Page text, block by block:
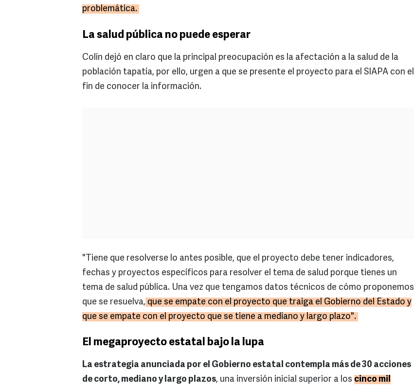
problemática.
La salud pública no puede esperar
Colín dejó en claro que la principal preocupación es la afectación a la salud de la
población tapatía, por ello, urgen a que se presente el proyecto para el SIAPA con el
fin de conocer la información.
"Tiene que resolverse lo antes posible, que el proyecto debe tener indicadores,
fechas y proyectos específicos para resolver el tema de salud porque tienes un
tema de salud pública. Una vez que tengamos datos técnicos de cómo proponemos
que se resuelva, que se empate con el proyecto que traiga el Gobierno del Estado y
que se empate con el proyecto que se tiene a mediano y largo plazo".
El megaproyecto estatal bajo la lupa
La estrategia anunciada por el Gobierno estatal contempla más de 30 acciones
de corto, mediano y largo plazos, una inversión inicial superior a los cinco mil